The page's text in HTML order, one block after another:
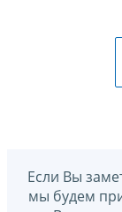
Если Вы
мы будем